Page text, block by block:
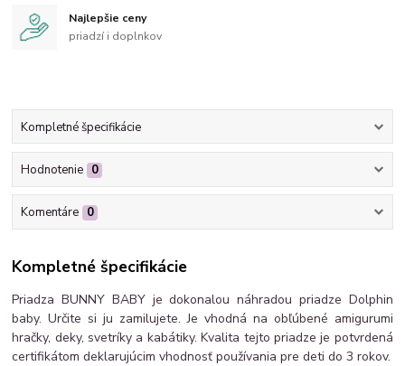
Najlepšie ceny
priadzí i doplnkov
Kompletné špecifikácie
Hodnotenie 0
Komentáre 0
Kompletné špecifikácie
Priadza BUNNY BABY je dokonalou náhradou priadze Dolphin
baby. Určite si ju zamilujete. Je vhodná na obľúbené amigurumi
hračky, deky, svetríky a kabátiky. Kvalita tejto priadze je potvrdená
certifikátom deklarujúcim vhodnosť používania pre deti do 3 rokov.